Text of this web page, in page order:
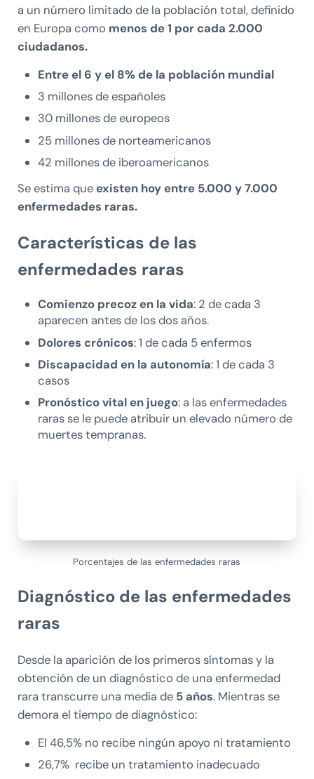
a un número limitado de la población total, definido
en Europa como menos de 1 por cada 2.000
ciudadanos.
Entre el 6 y el 8% de la población mundial
3 millones de españoles
30 millones de europeos
25 millones de norteamericanos
42 millones de iberoamericanos
Se estima que existen hoy entre 5.000 y 7.000
enfermedades raras.
Características de las
enfermedades raras
Comienzo precoz en la vida: 2 de cada 3
aparecen antes de los dos años.
Dolores crónicos: 1 de cada 5 enfermos
Discapacidad en la autonomía: 1 de cada 3
casos
Pronóstico vital en juego: a las enfermedades
raras se le puede atribuir un elevado número de
muertes tempranas.
Porcentajes de las enfermedades raras
Diagnóstico de las enfermedades
raras
Desde la aparición de los primeros síntomas y la
obtención de un diagnóstico de una enfermedad
rara transcurre una media de 5 años. Mientras se
demora el tiempo de diagnóstico:
El 46,5% no recibe ningún apoyo ni tratamiento
26,7% recibe un tratamiento inadecuado